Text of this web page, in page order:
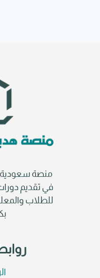
منصة
في تقديم
للطلاب